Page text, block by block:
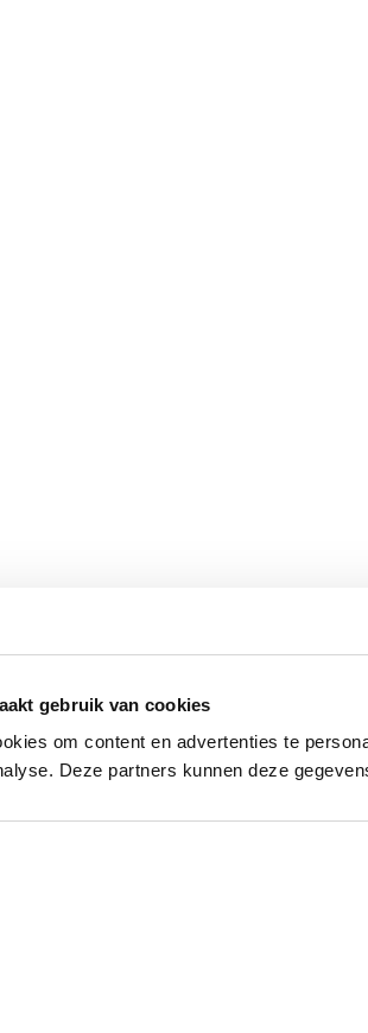
gebruik van cookies
om content en advertenties te
Deze partners kunnen deze